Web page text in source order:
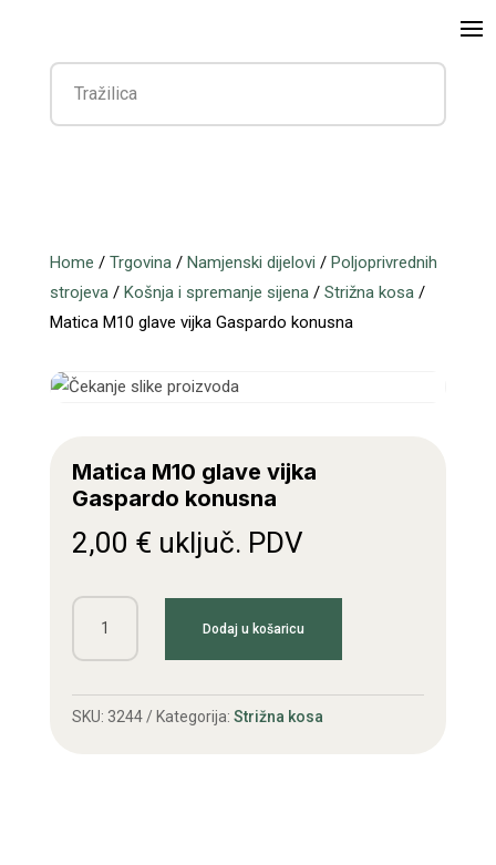
Home / Trgovina/ Namjenski dijelovi / Poljoprivrednih
strojeva/ Košnja i spremanje sijena/ Strižna kosa/
Matica M10 glave vijka Gaspardo konusna
Matica M10 glave vijka
Gaspardo konusna
2,00 € uključ. PDV
Matica
vijka
Gaspardo
Dodaj u košaricu
SKU: 3244 Kategorija: Strižna kosa